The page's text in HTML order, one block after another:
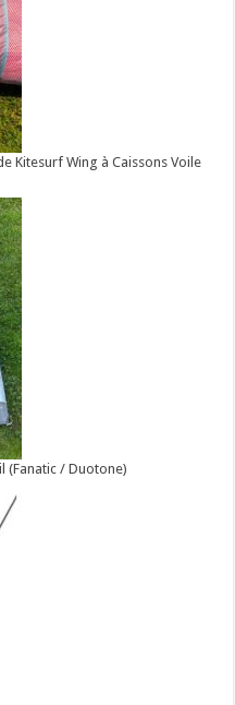
Kitesurf Wing à Caissons Voile
(Fanatic / Duotone)